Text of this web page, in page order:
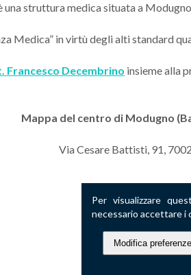
struttura medica situata a
Medica” in virtù degli alti standard
Francesco Decembrino insieme alla
Mappa del centro di Modugno (
Via Cesare Battisti, 91,
Per visualizzare
necessario accettare i
Modifica